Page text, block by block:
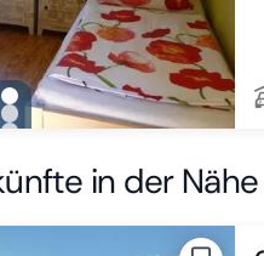
gallery.slide_selector
Zu Slide 1 wechseln
Zu Slide 2 wechseln
in der Nähe